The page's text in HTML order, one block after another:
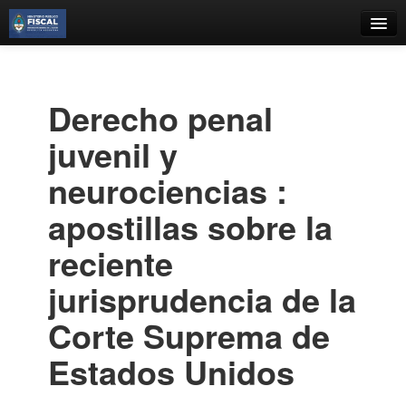
Estantes Virtuales
Contacto
Iniciar sesión
Derecho penal
juvenil y
neurociencias :
apostillas sobre la
reciente
jurisprudencia de la
Corte Suprema de
Estados Unidos